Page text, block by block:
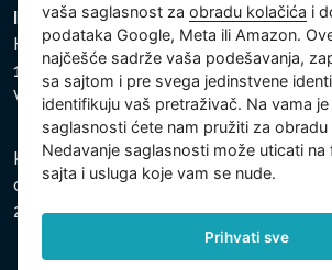
Intex Trading, s.r.o.
Hradecká 2526/3
130 00 Praha 3
Vinohrady - Česká republika
Kompanija je registrovana u
odeljak C, uložak 74759, Identifikacioni
26150808, Poreski identifikacioni broj:
vaša saglasnost zaobradu kolačića i
podataka Google, Meta ili Amazon.
najčešće sadrže vaša podešavanja,
sa sajtom i pre svega jedinstvene
identifikuju vaš pretraživač. Na vama
saglasnosti ćete nam pružiti za
Nedavanje saglasnosti može uticati na
sajta i usluga koje vam se nude.
Prihvati sve